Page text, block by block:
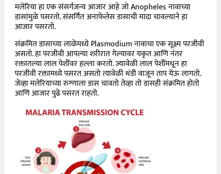
मलेरिया हा एक संसर्गजन्य आजार आहे जो Anopheles नावाच्या
डासांमुळे पसरतो. संसर्गित अनाफेलेस डासाची मादा चावल्याने हा
आजार पसरतो.
संक्रमित डासाच्या लाळेमध्ये Plasmodium नावाचा एक सूक्ष्म परजीवी
असतो. हा परजीवी आपल्या शरीरात गेल्यावर यकृत आणि नंतर
रक्तातल्या लाल पेशींवर हल्ला करतो. ज्यावेळी लाल पेशींमधून हा
परजीवी रक्तामध्ये पसरत असतो त्यावेळी थंडी वाजून ताप येऊ लागतो.
जेव्हा मलेरियाच्या रुग्णाला डास चावतो तेव्हा तो डासही संक्रमित होतो
आणि आजार पुढे पसरत राहतो.